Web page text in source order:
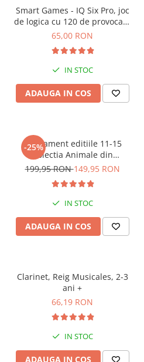
Smart Games - IQ Six Pro, joc
de logica cu 120 de provocari,
8+ ani
65,00 RON
IN STOC
ADAUGA IN COS
-25%
Abonament editiile 11-15
Colectia Animale din
salbaticie
199,95 RON149,95 RON
IN STOC
ADAUGA IN COS
Clarinet, Reig Musicales, 2-3
ani +
66,19 RON
IN STOC
ADAUGA IN COS